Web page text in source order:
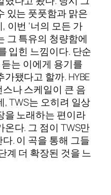
있는 풋풋함과 맑은
이번 ‘너의 모든 가
그 특유의 청량함에
입힌 느낌이다. 단순
는 이에게 용기를
됐다고 할까. HYBE
나 스케일이 큰 음
TWS는 오히려 일상
을 노래하는 편이라
다. 그 점이 TWS만
. 이 곡을 통해 그들
계 더 확장된 것을 느